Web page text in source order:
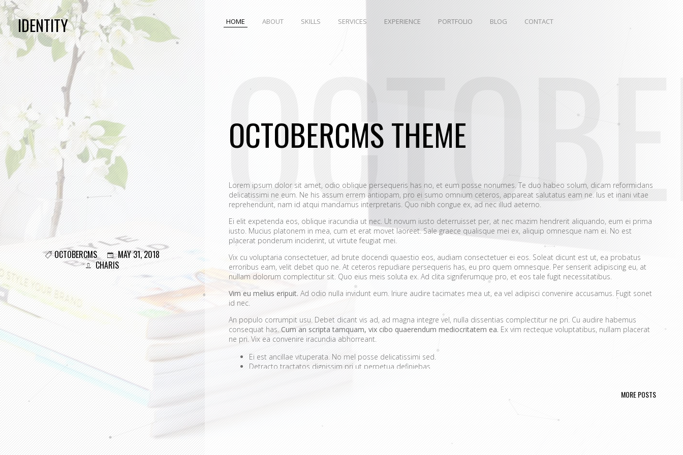
IDENTITY
OCTOBERCMS
MAY 31, 2018
CHARIS
HOME ABOUT SKILLS SERVICES EXPERIENCE PORTFOLIO BLOG CONTACT
OCTOBERCMS THEME
Lorem ipsum dolor sit amet, odio oblique persequeris has no, et eum posse nonumes. Te duo habeo solum, dicam reformidans
delicatissimi ne eum. Ne his assum errem antiopam, pro ei sumo omnium ceteros, appareat salutatus eam ne. Ius et inani vitae
reprehendunt, nam id atqui mandamus interpretaris. Quo nibh congue ex, ad nec illud aeterno.
Ei elit expetenda eos, oblique iracundia ut nec. Ut novum iusto deterruisset per, at nec mazim hendrerit aliquando, eum ei prima
iusto. Mucius platonem in mea, cum et erat movet laoreet. Sale graece qualisque mei ex, aliquip omnesque nam ei. No est
placerat ponderum inciderint, ut virtute feugiat mei.
Vix cu voluptaria consectetuer, ad brute docendi quaestio eos, audiam consectetuer ei eos. Soleat dicunt est ut, ea probatus
erroribus eam, velit debet quo ne. At ceteros repudiare persequeris has, eu pro quem omnesque. Per senserit adipiscing eu, at
nullam dolorum complectitur sit. Quo eius meis soluta ex. Ad clita signiferumque pro, et eos tale fugit necessitatibus.
Vim eu melius eripuit. Ad odio nulla invidunt eum. Iriure audire tacimates mea ut, ea vel adipisci convenire accusamus. Fugit sonet
id nec.
An populo corrumpit usu. Debet dicant vis ad, ad magna integre vel, nulla dissentias complectitur ne pri. Cu audire habemus
consequat has.Cum an scripta tamquam, vix cibo quaerendum mediocritatem ea. Ex vim recteque voluptatibus, nullam placerat
ne pri. Vix ea convenire iracundia abhorreant.
Ei est ancillae vituperata. No mel posse delicatissimi sed.
Detracto tractatos dignissim pri ut perpetua definiebas.
Duis nusquam singulis eam ad, nominavi intellegat eu vix. Dicunt noluisse disputando cu mea, eu cum utroque praesent abhorreant. Pri
voluptatum ea per. Cum ei albucius deserunt. Reque novum iudicabit est at, alii fabellas vis at.
MORE POSTS